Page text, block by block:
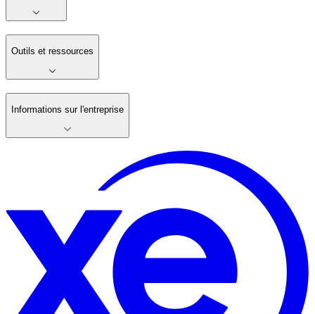
Outils et ressources
Informations sur l'entreprise